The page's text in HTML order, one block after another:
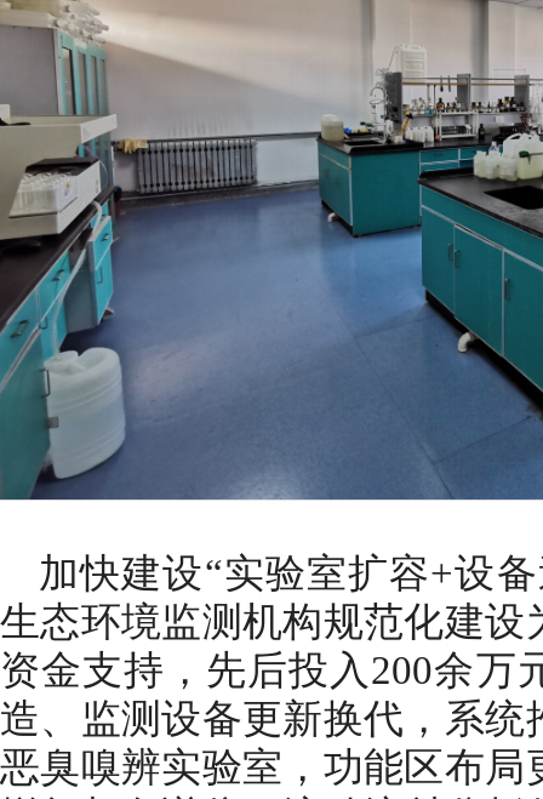
加快建设“实验室扩容+设
生态环境监测机构规范化建
资金支持，先后投入200余万
造、监测设备更新换代，系
恶臭嗅辨实验室，功能区布